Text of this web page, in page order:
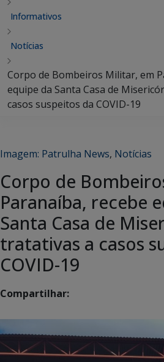
Informativos
Notícias
Corpo de Bombeiros Militar, em
equipe da Santa Casa de
casos suspeitos da COVID-19
Imagem: Patrulha News, Notícias
Corpo de
Paranaíba, recebe
Santa Casa de
tratativas a casos
COVID-19
Compartilhar: